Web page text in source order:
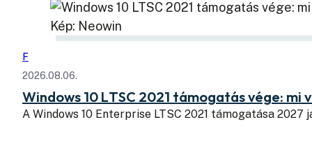
Kép: Neowin
F
2026.08.06.
Windows 10 LTSC 2021 támogatás vége: mi
A Windows 10 Enterprise LTSC 2021 támogatása 2027